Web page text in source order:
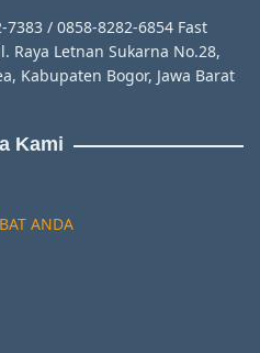
/ 0858-8282-6854 Fast
Raya Letnan Sukarna No.28,
Kabupaten Bogor, Jawa Barat
Kami
ANDA